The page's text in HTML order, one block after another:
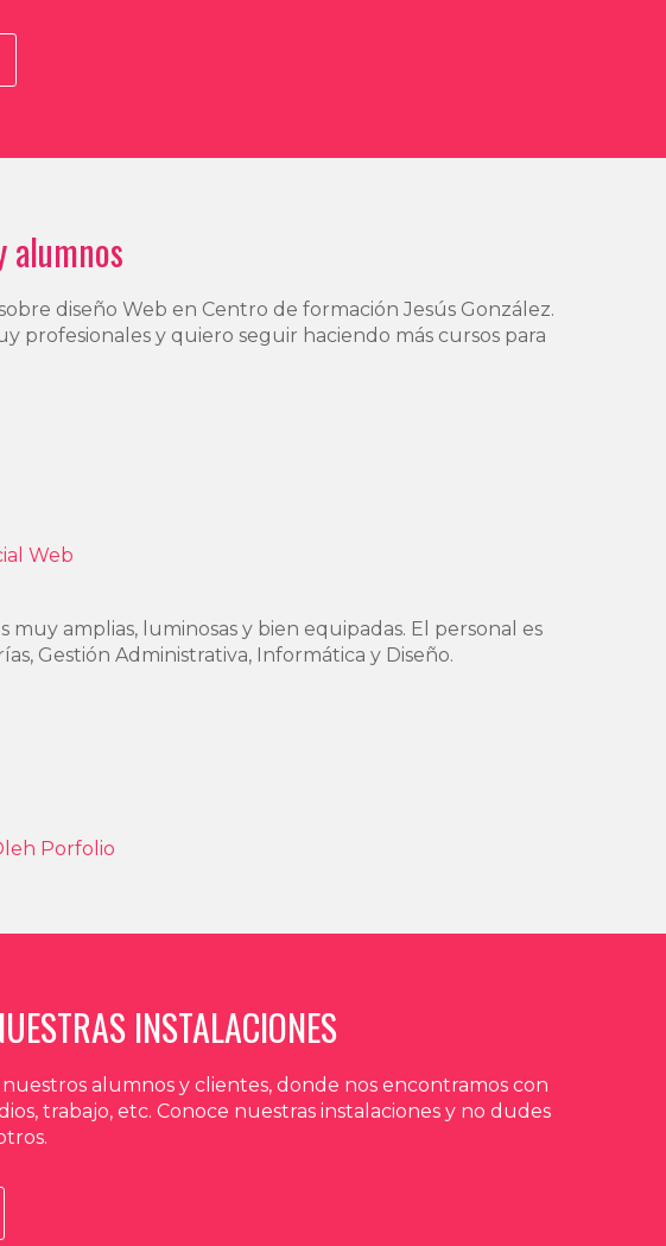
alumnos
diseño Web en Centro de formación Jesús González.
profesionales y quiero seguir haciendo más cursos para
Web
amplias, luminosas y bien equipadas. El personal es
Gestión Administrativa, Informática y Diseño.
Porfolio
INSTALACIONES
alumnos y clientes, donde nos encontramos con
trabajo, etc. Conoce nuestras instalaciones y no dudes